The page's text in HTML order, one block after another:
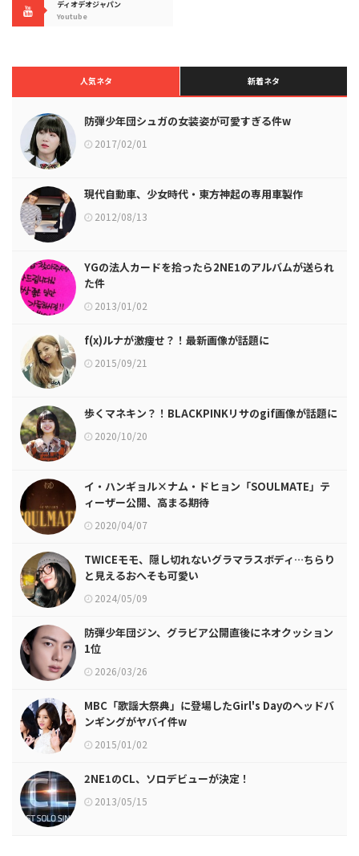
ディオデオジャパン
Youtube
人気ネタ 新着ネタ
防弾少年団シュガの女装姿が可愛すぎる件w
2017/02/01
現代自動車、少女時代・東方神起の専用車製作
2012/08/13
YGの法人カードを拾ったら2NE1のアルバムが送られ
た件
2013/01/02
f(x)ルナが激痩せ？！最新画像が話題に
2015/09/21
歩くマネキン？！BLACKPINKリサのgif画像が話題に
2020/10/20
イ・ハンギョル×ナム・ドヒョン「SOULMATE」テ
ィーザー公開、高まる期待
2020/04/07
TWICEモモ、隠し切れないグラマラスボディ…ちらり
と見えるおへそも可愛い
2024/05/09
防弾少年団ジン、グラビア公開直後にネオクッション
1位
2026/03/26
MBC「歌謡大祭典」に登場したGirl's Dayのヘッドバ
ンギングがヤバイ件w
2015/01/02
2NE1のCL、ソロデビューが決定！
2013/05/15